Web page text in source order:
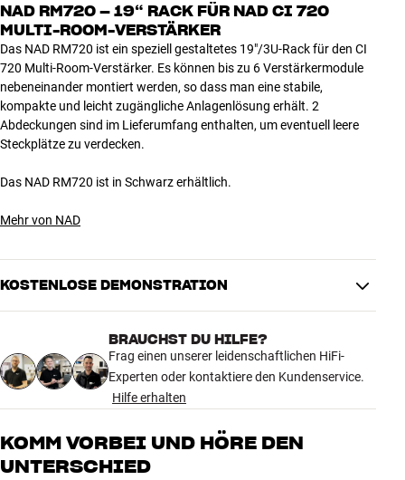
NAD RM720 – 19“ RACK FÜR NAD CI 720
MULTI-ROOM-VERSTÄRKER
Das NAD RM720 ist ein speziell gestaltetes 19"/3U-Rack für den CI
720 Multi-Room-Verstärker. Es können bis zu 6 Verstärkermodule
nebeneinander montiert werden, so dass man eine stabile,
kompakte und leicht zugängliche Anlagenlösung erhält. 2
Abdeckungen sind im Lieferumfang enthalten, um eventuell leere
Steckplätze zu verdecken.
Das NAD RM720 ist in Schwarz erhältlich.
Mehr von NAD
KOSTENLOSE DEMONSTRATION
BRAUCHST DU HILFE?
Frag einen unserer leidenschaftlichen HiFi-
Experten oder kontaktiere den Kundenservice.
Hilfe erhalten
KOMM VORBEI UND HÖRE DEN
UNTERSCHIED